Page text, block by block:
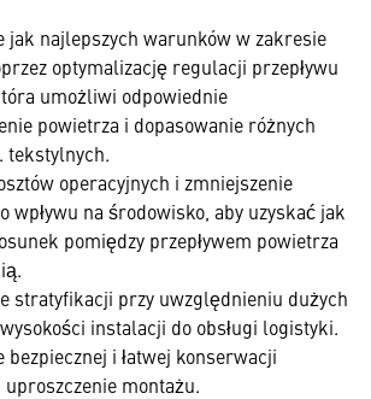
jak najlepszych warunków w zakresie
optymalizację regulacji przepływu
umożliwi odpowiednie
powietrza i dopasowanie różnych
tekstylnych.
operacyjnych i zmniejszenie
wpływu na środowisko, aby uzyskać jak
pomiędzy przepływem powietrza
stratyfikacji przy uwzględnieniu dużych
instalacji do obsługi logistyki.
bezpiecznej i łatwej konserwacji
montażu.